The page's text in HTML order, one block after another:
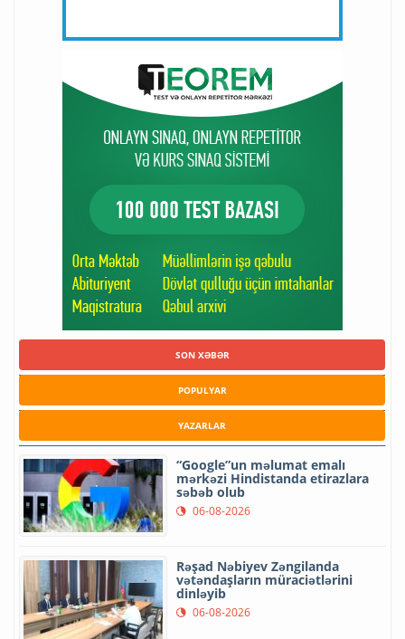
SON XƏBƏR
POPULYAR
YAZARLAR
“Google”un məlumat emalı
mərkəzi Hindistanda etirazlara
səbəb olub
06-08-2026
Rəşad Nəbiyev Zəngilanda
vətəndaşların müraciətlərini
dinləyib
06-08-2026